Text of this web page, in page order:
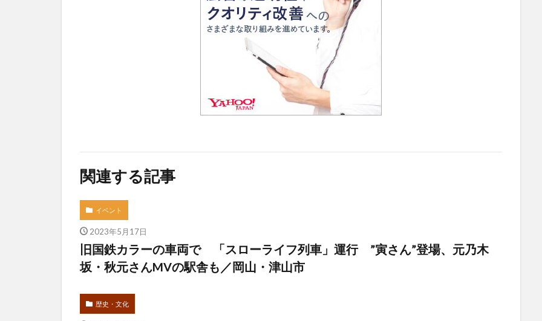
関連する記事
イベント
2023年5月17日
旧国鉄カラーの車両で 「スローライフ列車」運行 ”寅さん”登場、元乃木
坂・秋元さんMVの駅舎も／岡山・津山市
歴史・文化